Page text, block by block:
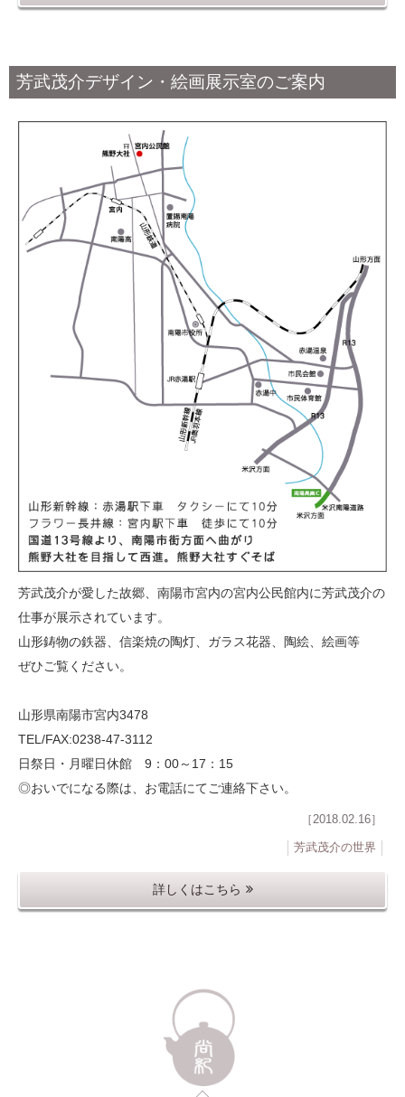
芳武茂介デザイン・絵画展示室のご案内
芳武茂介が愛した故郷、南陽市宮内の宮内公民館内に芳武茂介の
仕事が展示されています。
山形鋳物の鉄器、信楽焼の陶灯、ガラス花器、陶絵、絵画等
ぜひご覧ください。
山形県南陽市宮内3478
TEL/FAX:0238-47-3112
日祭日・月曜日休館 9：00～17：15
◎おいでになる際は、お電話にてご連絡下さい。
［2018.02.16］
芳武茂介の世界
詳しくはこちら